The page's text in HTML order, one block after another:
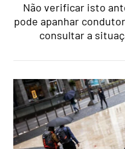
Não verificar isto
pode apanhar
consultar a